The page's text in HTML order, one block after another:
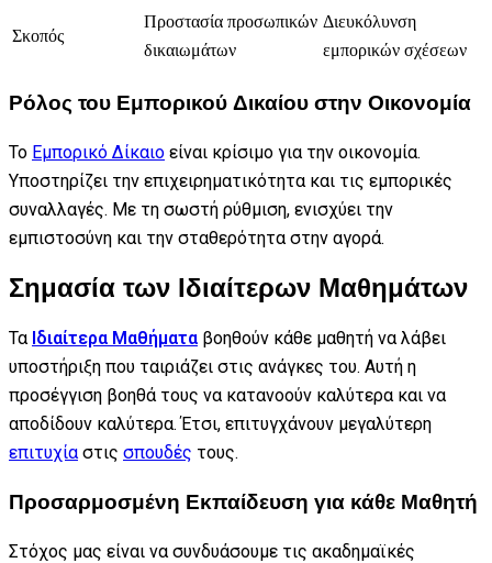
Σκοπός
Προστασία προσωπικών
δικαιωμάτων
Διευκόλυνση
εμπορικών σχέσεων
Ρόλος του Εμπορικού Δικαίου στην Οικονομία
Το Εμπορικό Δίκαιο είναι κρίσιμο για την οικονομία.
Υποστηρίζει την επιχειρηματικότητα και τις εμπορικές
συναλλαγές. Με τη σωστή ρύθμιση, ενισχύει την
εμπιστοσύνη και την σταθερότητα στην αγορά.
Σημασία των Ιδιαίτερων Μαθημάτων
Τα Ιδιαίτερα Μαθήματα βοηθούν κάθε μαθητή να λάβει
υποστήριξη που ταιριάζει στις ανάγκες του. Αυτή η
προσέγγιση βοηθά τους να κατανοούν καλύτερα και να
αποδίδουν καλύτερα. Έτσι, επιτυγχάνουν μεγαλύτερη
επιτυχίαστις σπουδές τους.
Προσαρμοσμένη Εκπαίδευση για κάθε Μαθητή
Στόχος μας είναι να συνδυάσουμε τις ακαδημαϊκές